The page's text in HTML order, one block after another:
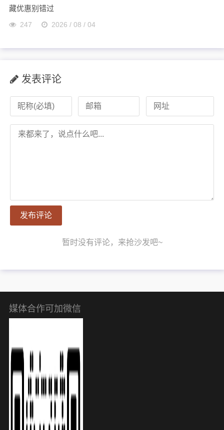
藏优惠别错过
247 2026 / 08 / 04
发表评论
发布评论
暂时没有评论，来抢沙发吧~
媒体合作可加微信